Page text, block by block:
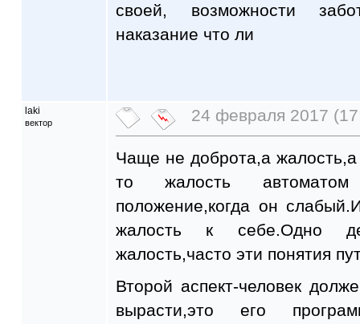
своей, возможности
наказание что ли
laki
вектор 24 февраля 2017
Чаще не доброта,а
то жалость
положение,когда он
жалость к себе.Одно
жалость,часто эти понятия
Второй аспект-человек
вырасти,это его